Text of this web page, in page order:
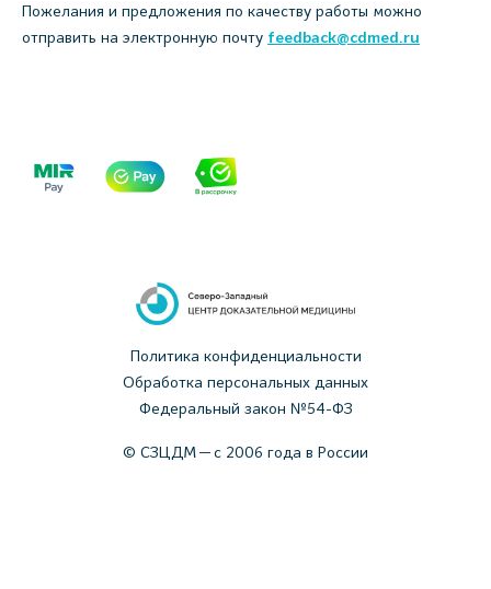
Пожелания и предложения по качеству работы можно
отправить на электронную почту feedback@cdmed.ru
Политика конфиденциальности
Обработка персональных данных
Федеральный закон №54-ФЗ
© СЗЦДМ — с 2006 года в России